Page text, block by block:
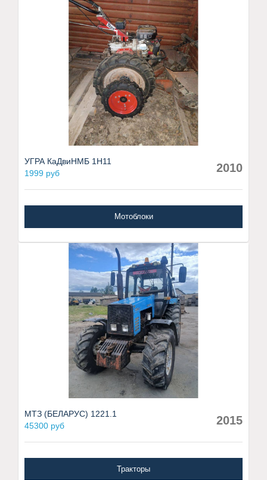
УГРА КаДвиНМБ 1Н11
1999 руб
2010
Мотоблоки
МТЗ (БЕЛАРУС) 1221.1
45300 руб
2015
Тракторы